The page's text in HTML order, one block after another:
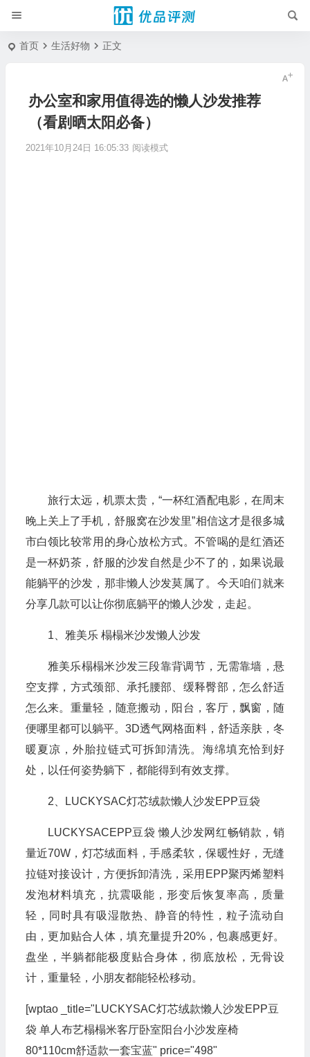
首页 生活好物 正文
办公室和家用值得选的懒人沙发推荐
（看剧晒太阳必备）
2021年10月24日 16:05:33 阅读模式
旅行太远，机票太贵，“一杯红酒配电影，在周末
晚上关上了手机，舒服窝在沙发里”相信这才是很多城
市白领比较常用的身心放松方式。不管喝的是红酒还
是一杯奶茶，舒服的沙发自然是少不了的，如果说最
能躺平的沙发，那非懒人沙发莫属了。今天咱们就来
分享几款可以让你彻底躺平的懒人沙发，走起。
1、雅美乐 榻榻米沙发懒人沙发
雅美乐榻榻米沙发三段靠背调节，无需靠墙，悬
空支撑，方式颈部、承托腰部、缓释臀部，怎么舒适
怎么来。重量轻，随意搬动，阳台，客厅，飘窗，随
便哪里都可以躺平。3D透气网格面料，舒适亲肤，冬
暖夏凉，外胎拉链式可拆卸清洗。海绵填充恰到好
处，以任何姿势躺下，都能得到有效支撑。
2、LUCKYSAC灯芯绒款懒人沙发EPP豆袋
LUCKYSACEPP豆袋 懒人沙发网红畅销款，销
量近70W，灯芯绒面料，手感柔软，保暖性好，无缝
拉链对接设计，方便拆卸清洗，采用EPP聚丙烯塑料
发泡材料填充，抗震吸能，形变后恢复率高，质量
轻，同时具有吸湿散热、静音的特性，粒子流动自
由，更加贴合人体，填充量提升20%，包裹感更好。
盘坐，半躺都能极度贴合身体，彻底放松，无骨设
计，重量轻，小朋友都能轻松移动。
[wptao _title="LUCKYSAC灯芯绒款懒人沙发EPP豆
袋 单人布艺榻榻米客厅卧室阳台小沙发座椅
80*110cm舒适款一套宝蓝" price="498"